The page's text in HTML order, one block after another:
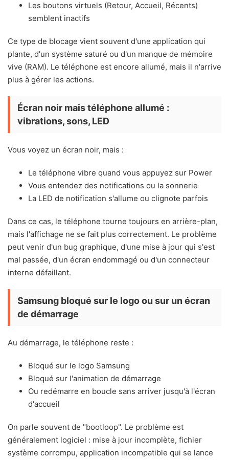
Les boutons virtuels (Retour, Accueil, Récents)
semblent inactifs
Ce type de blocage vient souvent d'une application qui
plante, d'un système saturé ou d'un manque de mémoire
vive (RAM). Le téléphone est encore allumé, mais il n'arrive
plus à gérer les actions.
Écran noir mais téléphone allumé :
vibrations, sons, LED
Vous voyez un écran noir, mais :
Le téléphone vibre quand vous appuyez sur Power
Vous entendez des notifications ou la sonnerie
La LED de notification s'allume ou clignote parfois
Dans ce cas, le téléphone tourne toujours en arrière-plan,
mais l'affichage ne se fait plus correctement. Le problème
peut venir d'un bug graphique, d'une mise à jour qui s'est
mal passée, d'un écran endommagé ou d'un connecteur
interne défaillant.
Samsung bloqué sur le logo ou sur un écran
de démarrage
Au démarrage, le téléphone reste :
Bloqué sur le logo Samsung
Bloqué sur l'animation de démarrage
Ou redémarre en boucle sans arriver jusqu'à l'écran
d'accueil
On parle souvent de "bootloop". Le problème est
généralement logiciel : mise à jour incomplète, fichier
système corrompu, application incompatible qui se lance